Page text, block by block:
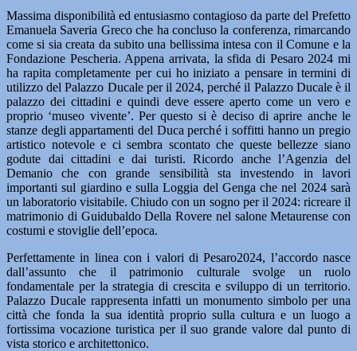
Massima disponibilità ed entusiasmo contagioso da parte del Prefetto
Emanuela Saveria Greco che ha concluso la conferenza, rimarcando
come si sia creata da subito una bellissima intesa con il Comune e la
Fondazione Pescheria. Appena arrivata, la sfida di Pesaro 2024 mi
ha rapita completamente per cui ho iniziato a pensare in termini di
utilizzo del Palazzo Ducale per il 2024, perché il Palazzo Ducale è il
palazzo dei cittadini e quindi deve essere aperto come un vero e
proprio ‘museo vivente’. Per questo si è deciso di aprire anche le
stanze degli appartamenti del Duca perché i soffitti hanno un pregio
artistico notevole e ci sembra scontato che queste bellezze siano
godute dai cittadini e dai turisti. Ricordo anche l’Agenzia del
Demanio che con grande sensibilità sta investendo in lavori
importanti sul giardino e sulla Loggia del Genga che nel 2024 sarà
un laboratorio visitabile. Chiudo con un sogno per il 2024: ricreare il
matrimonio di Guidubaldo Della Rovere nel salone Metaurense con
costumi e stoviglie dell’epoca.
Perfettamente in linea con i valori di Pesaro2024, l’accordo nasce
dall’assunto che il patrimonio culturale svolge un ruolo
fondamentale per la strategia di crescita e sviluppo di un territorio.
Palazzo Ducale rappresenta infatti un monumento simbolo per una
città che fonda la sua identità proprio sulla cultura e un luogo a
fortissima vocazione turistica per il suo grande valore dal punto di
vista storico e architettonico.